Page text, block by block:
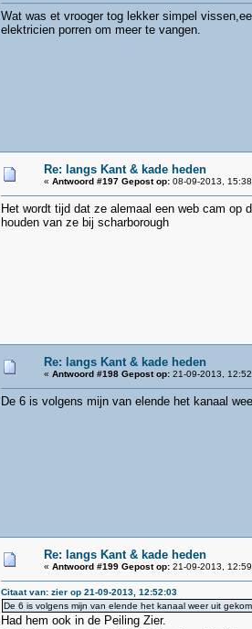
Wat was et vrooger tog lekker simpel
elektricien porren om meer te vangen.
Re: langs Kant & kade heden
« Antwoord #197 Gepost op: 08-09-2013,
Het wordt tijd dat ze alemaal een web cam op
houden van ze bij scharborough
Re: langs Kant & kade heden
« Antwoord #198 Gepost op: 21-09-2013,
De 6 is volgens mijn van elende het kanaal
Re: langs Kant & kade heden
« Antwoord #199 Gepost op: 21-09-2013,
Citaat van: zier op 21-09-2013, 12:52:03
De 6 is volgens mijn van elende het kanaal weer uit
Had hem ook in de Peiling Zier.